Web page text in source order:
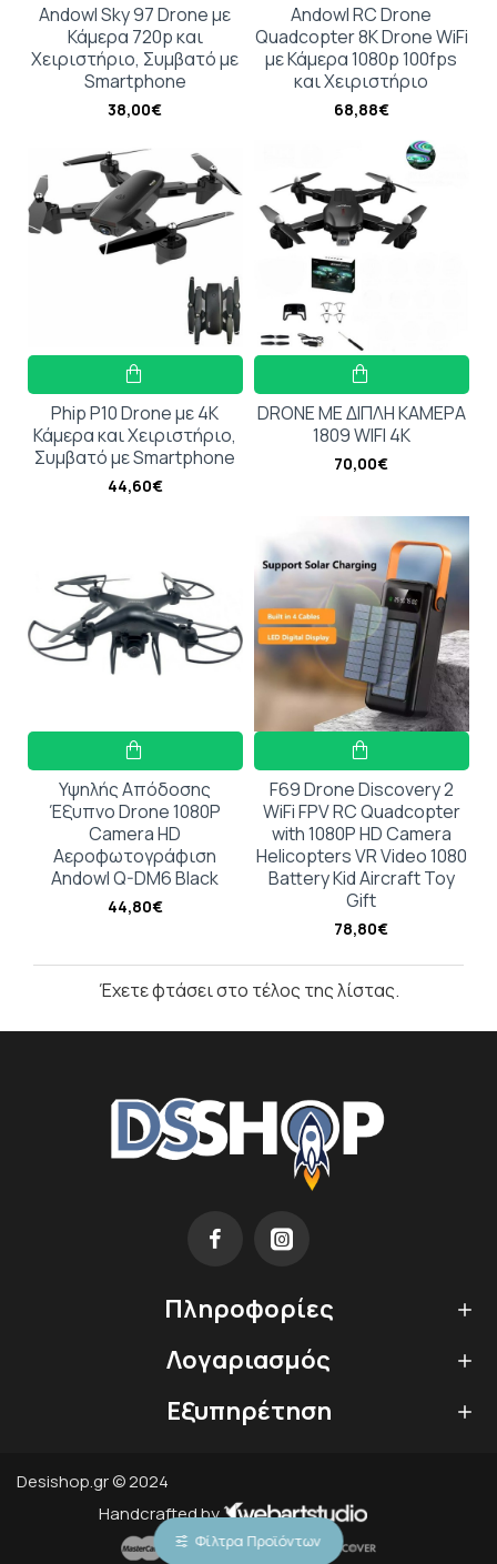
Andowl Sky 97 Drone με
Κάμερα 720p και
Χειριστήριο, Συμβατό με
Smartphone
38,00€
Andowl RC Drone
Quadcopter 8Κ Drone WiFi
με Κάμερα 1080p 100fps
και Χειριστήριο
68,88€
Phip P10 Drone με 4K
Κάμερα και Χειριστήριο,
Συμβατό με Smartphone
44,60€
DRONE ΜΕ ΔΙΠΛΗ ΚΑΜΕΡΑ
1809 WIFI 4K
70,00€
Υψηλής Απόδοσης
Έξυπνο Drone 1080P
Camera HD
Αεροφωτογράφιση
Andowl Q-DM6 Black
44,80€
F69 Drone Discovery 2
WiFi FPV RC Quadcopter
with 1080P HD Camera
Helicopters VR Video 1080
Battery Kid Aircraft Toy
Gift
78,80€
Έχετε φτάσει στο τέλος της λίστας.
Πληροφορίες
Λογαριασμός
Εξυπηρέτηση
Desishop.gr © 2024
Handcrafted by
Φίλτρα Προϊόντων